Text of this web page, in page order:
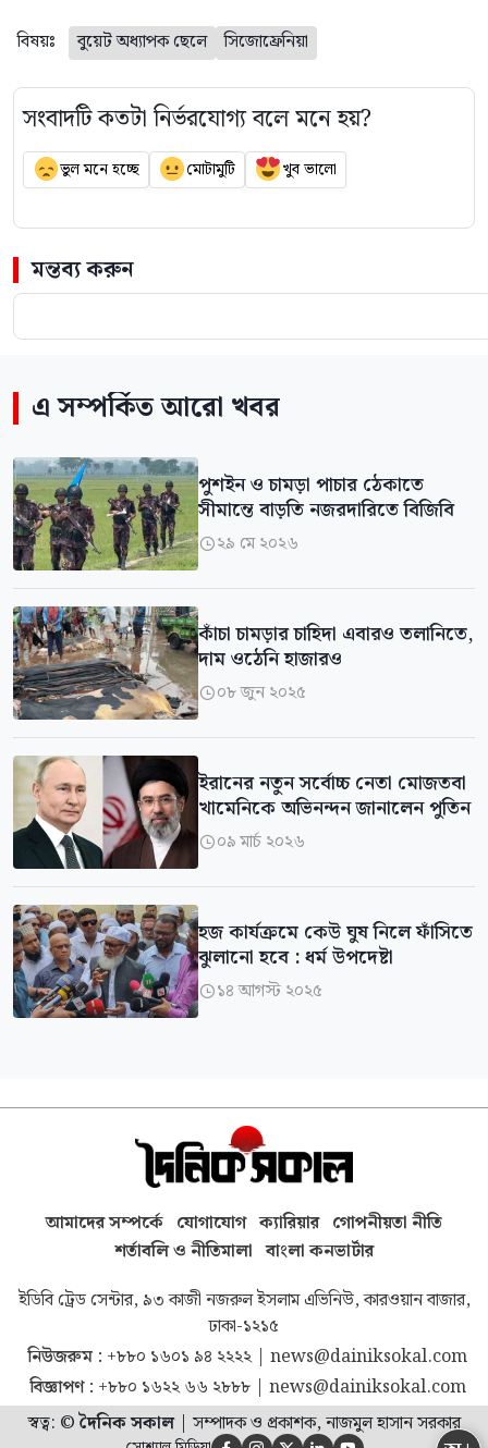
বিষয়ঃ বুয়েট অধ্যাপক ছেলে সিজোফ্রেনিয়া
সংবাদটি কতটা নির্ভরযোগ্য বলে মনে হয়?
ভুল মনে হচ্ছে মোটামুটি খুব ভালো
মন্তব্য করুন
এ সম্পর্কিত আরো খবর
পুশইন ও চামড়া পাচার ঠেকাতে
সীমান্তে বাড়তি নজরদারিতে বিজিবি
২৯ মে ২০২৬
কাঁচা চামড়ার চাহিদা এবারও তলানিতে,
দাম ওঠেনি হাজারও
০৮ জুন ২০২৫
ইরানের নতুন সর্বোচ্চ নেতা মোজতবা
খামেনিকে অভিনন্দন জানালেন পুতিন
০৯ মার্চ ২০২৬
হজ কার্যক্রমে কেউ ঘুষ নিলে ফাঁসিতে
ঝুলানো হবে : ধর্ম উপদেষ্টা
১৪ আগস্ট ২০২৫
আমাদের সম্পর্কে যোগাযোগ ক্যারিয়ার গোপনীয়তা নীতি
শর্তাবলি ও নীতিমালা বাংলা কনভার্টার
ইডিবি ট্রেড সেন্টার, ৯৩ কাজী নজরুল ইসলাম এভিনিউ, কারওয়ান বাজার,
ঢাকা-১২১৫
নিউজরুম : +৮৮০ ১৬০১ ৯৪ ২২২২| news@dainiksokal.com
বিজ্ঞাপণ : +৮৮০ ১৬২২ ৬৬ ২৮৮৮| news@dainiksokal.com
স্বত্ব: ©দৈনিক সকাল| সম্পাদক ও প্রকাশক, নাজমুল হাসান সরকার